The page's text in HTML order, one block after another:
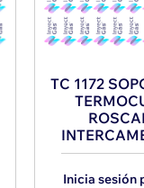
TC 1172
Inicia sesión